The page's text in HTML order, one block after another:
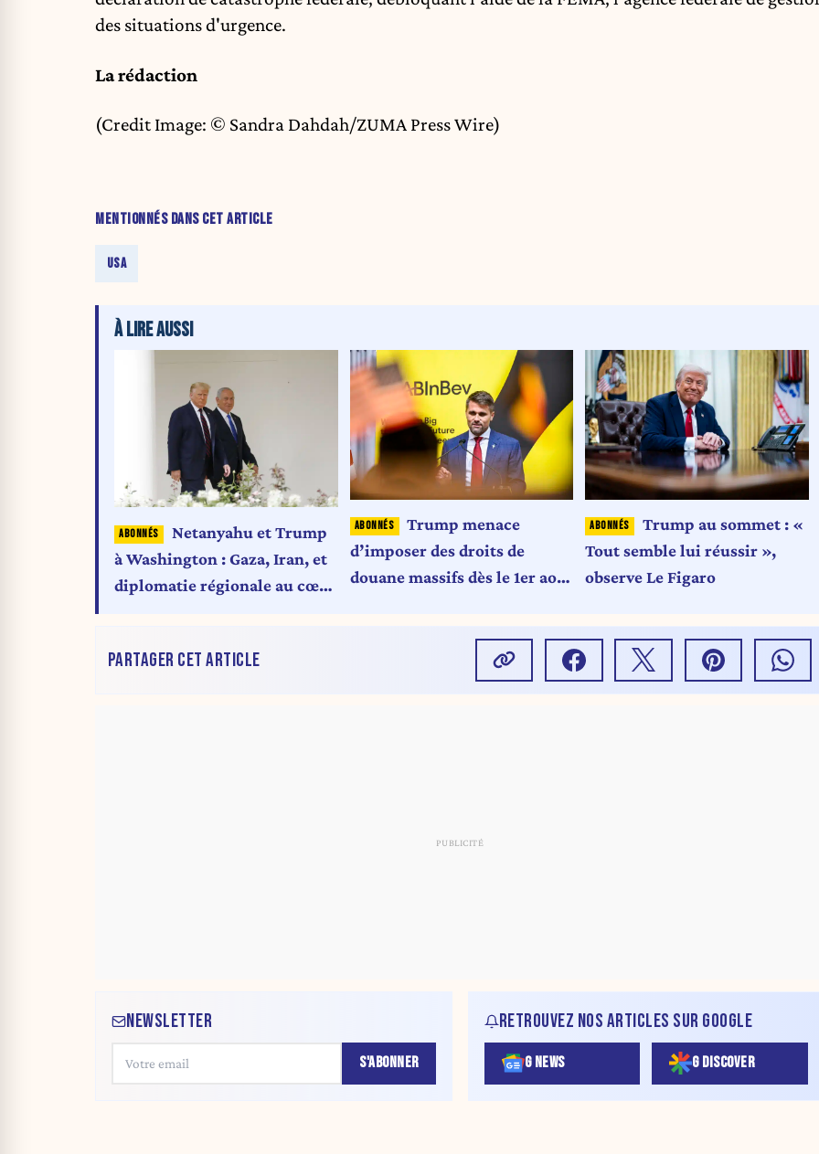
des situations d'urgence.
La rédaction
(Credit Image: © Sandra Dahdah/ZUMA Press Wire)
MENTIONNÉS DANS CET ARTICLE
USA
À LIRE AUSSI
Netanyahu et Trump
à Washington : Gaza, Iran, et
diplomatie régionale au cœur
Trump menace
d’imposer des droits de
douane massifs dès le 1er août
Trump au sommet : «
Tout semble lui réussir »,
observe Le Figaro
PARTAGER CET ARTICLE
NEWSLETTER
S'ABONNER
RETROUVEZ NOS ARTICLES SUR GOOGLE
G NEWS G DISCOVER